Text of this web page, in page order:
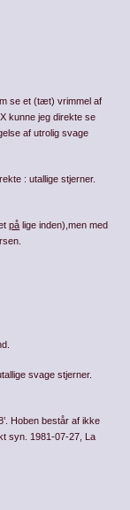
se et (tæt) vrimmel af
kunne jeg direkte se
af utrolig svage
: utallige stjerner.
på lige inden),men med
svage stjerner.
Hoben består af ikke
syn. 1981-07-27, La